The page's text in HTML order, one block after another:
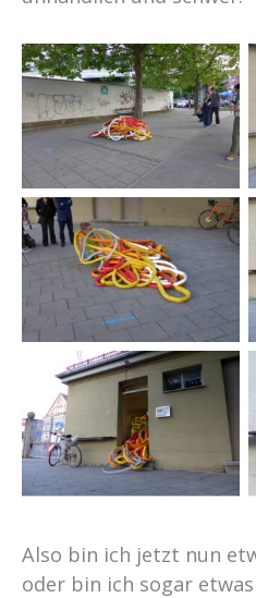
Also bin ich jetzt nun
oder bin ich sogar